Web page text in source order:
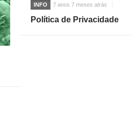
INFO 7 anos 7 meses atrás
Política de Privacidade